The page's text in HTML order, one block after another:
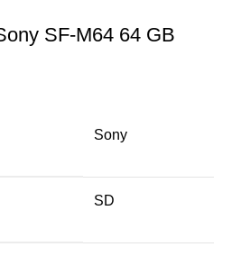
SF-M64 64 GB
Sony
SD